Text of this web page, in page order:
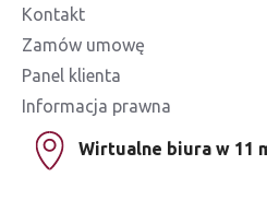
Kontakt
Zamów umowę
Panel klienta
Informacja prawna
Wirtualne biura w 11